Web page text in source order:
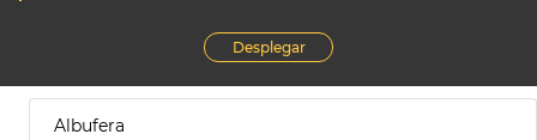
Desplegar
Albufera